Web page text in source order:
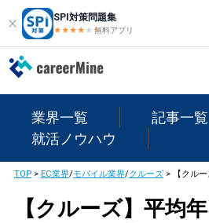
SPI対策問題集
★★★★ ★★
無料アプリ
業界一覧
記事一覧
就活ノウハウ
TOP> EC業界/モバイル業界/クルーズ>
【クルーズ】平均